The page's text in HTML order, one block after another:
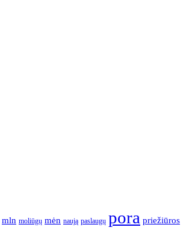
mln moliūgų mėn naują paslaugų pora priežiūros